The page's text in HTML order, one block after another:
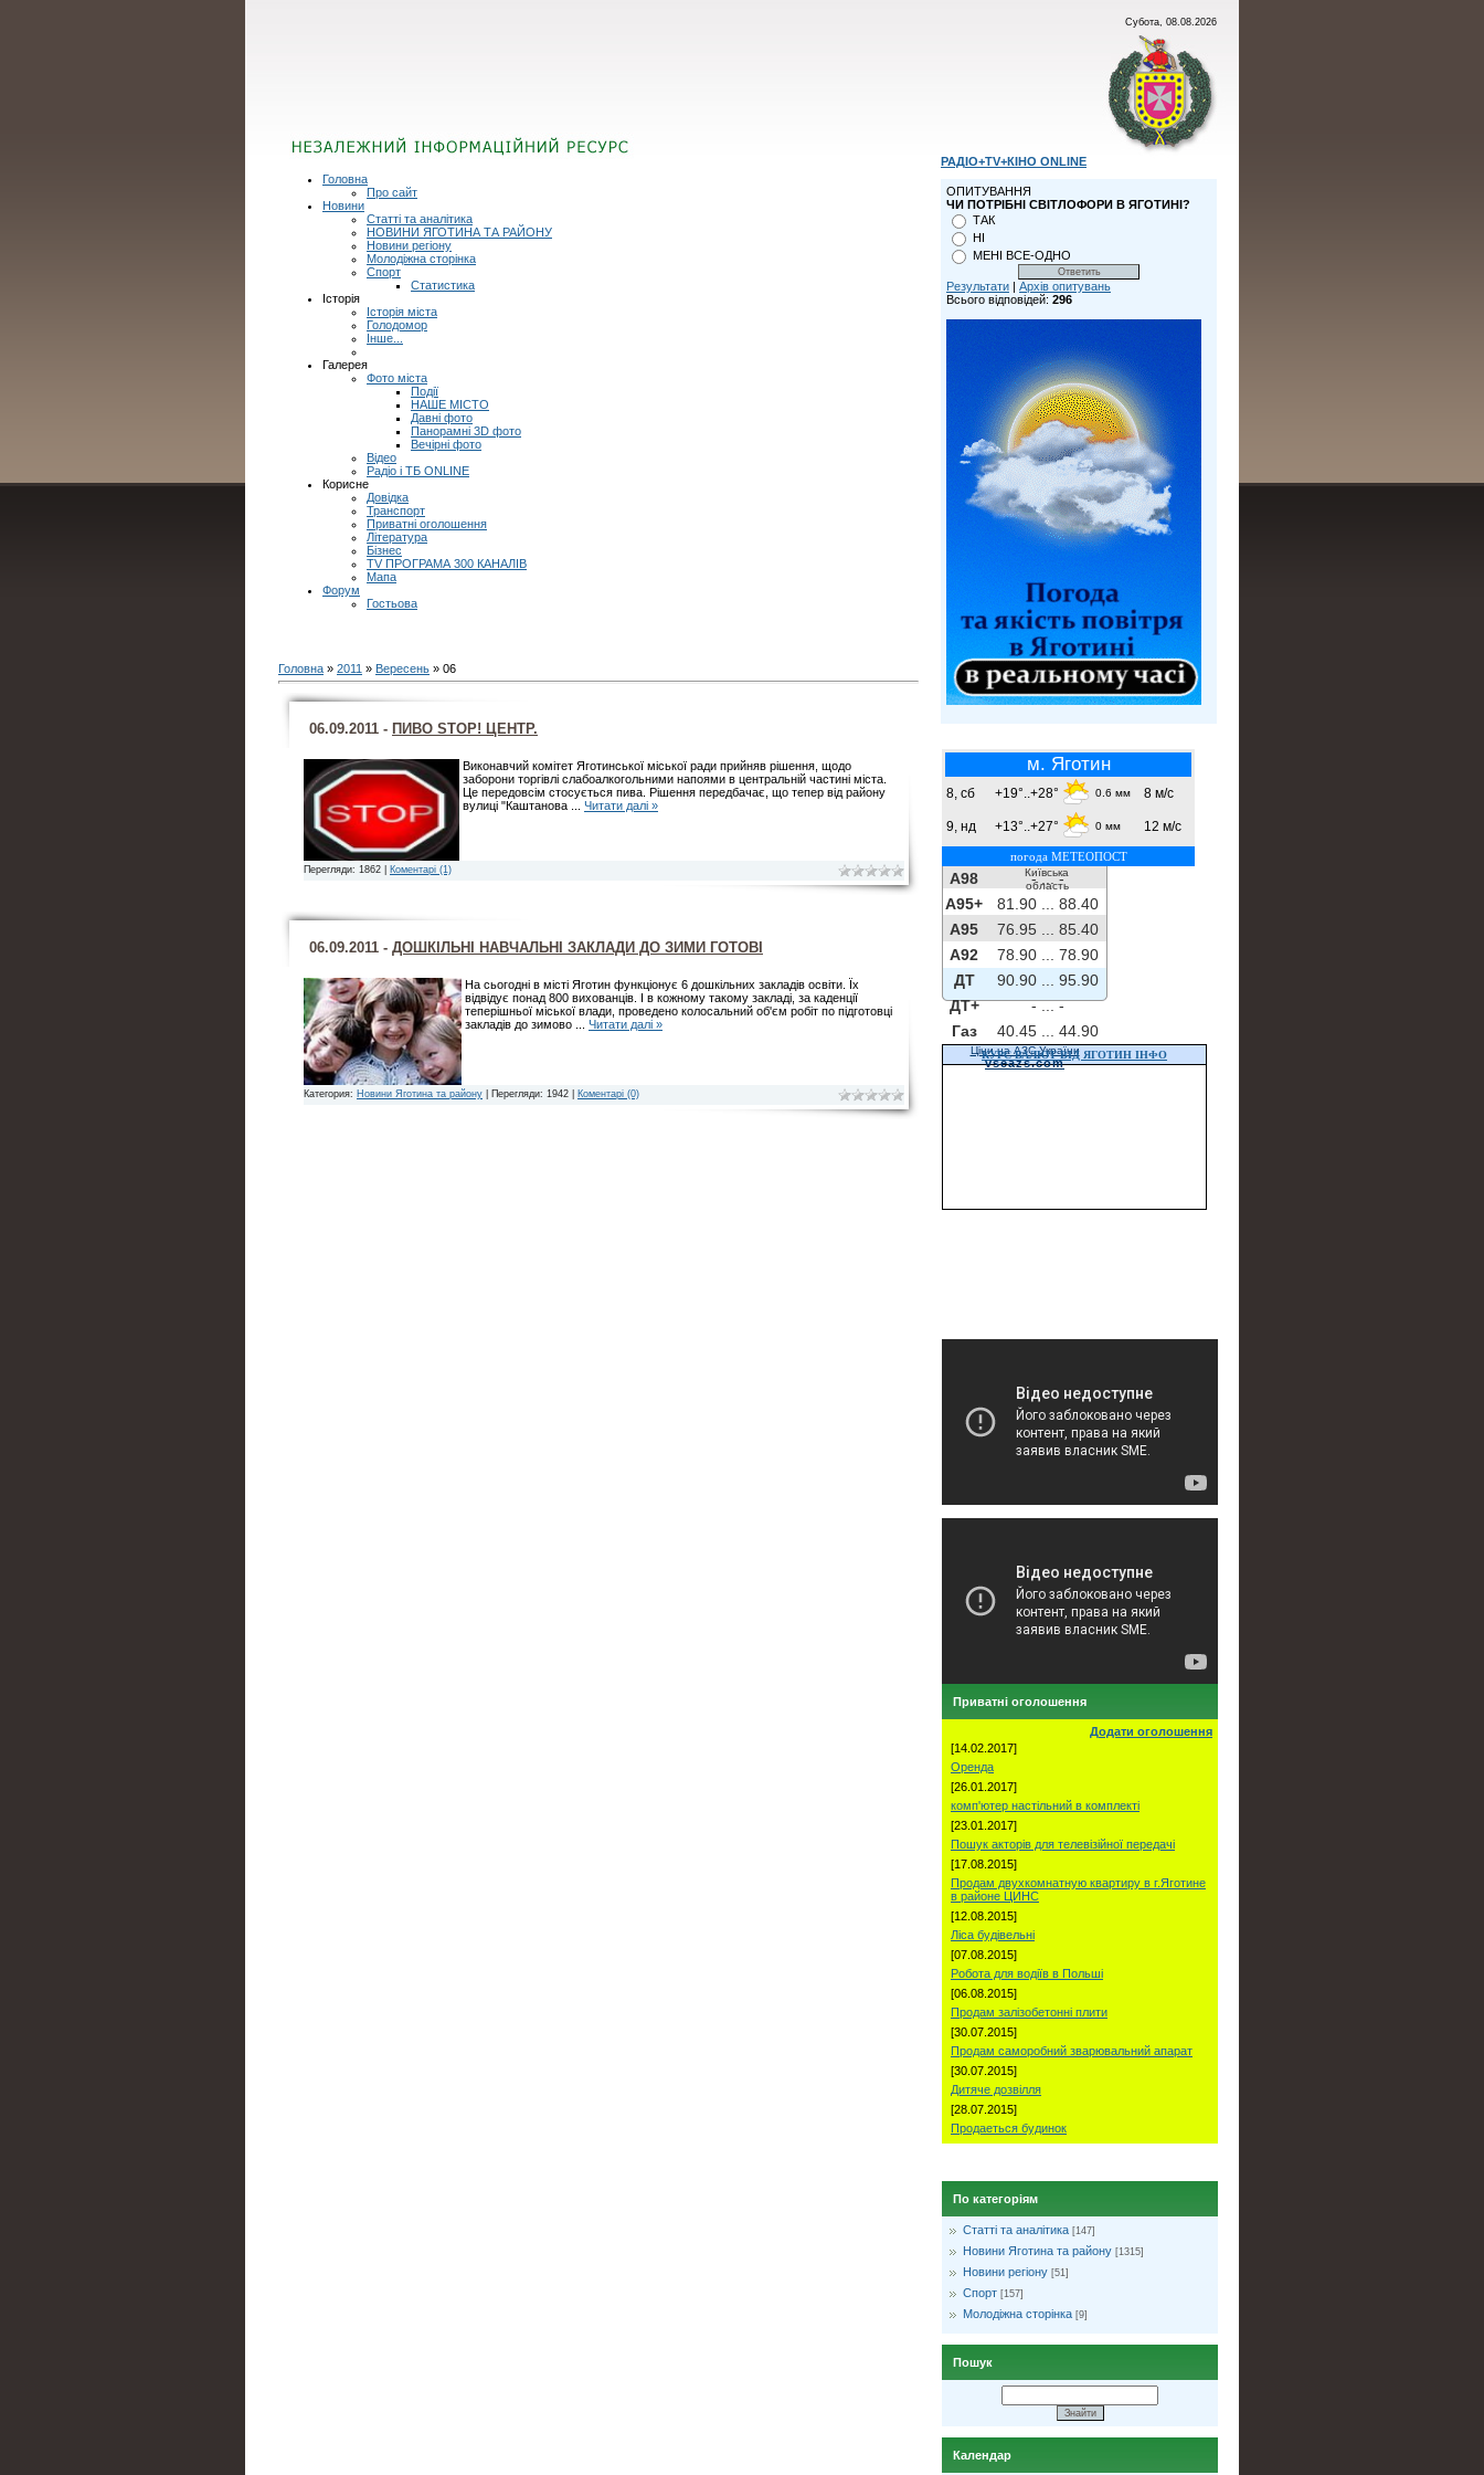
Субота, 08.08.2026
Головна
Про сайт
Новини
Статті та аналітика
НОВИНИ ЯГОТИНА ТА РАЙОНУ
Новини регіону
Молодіжна сторінка
Спорт
Статистика
Історія
Історія міста
Голодомор
Інше...
Галерея
Фото міста
Події
НАШЕ МІСТО
Давні фото
Панорамні 3D фото
Вечірні фото
Відео
Радіо і ТБ ONLINE
Корисне
Довідка
Транспорт
Приватні оголошення
Література
Бізнес
TV ПРОГРАМА 300 КАНАЛІВ
Мапа
Форум
Гостьова
Головна » 2011 » Вересень » 06
06.09.2011 - ПИВО STOP! ЦЕНТР.
Виконавчий комітет Яготинської міської ради прийняв рішення, щодо
заборони торгівлі слабоалкогольними напоями в центральній частині міста.
Це передовсім стосується пива. Рішення передбачає, що тепер від району
вулиці "Каштанова
Читати далі »
Перегляди: 1862 | Коментарі (1)
06.09.2011 - ДОШКІЛЬНІ НАВЧАЛЬНІ ЗАКЛАДИ ДО ЗИМИ ГОТОВІ
На сьогодні в місті Яготин функціонує 6 дошкільних закладів освіти. Їх
відвідує понад 800 вихованців. І в кожному такому закладі, за каденції
теперішньої міської влади, проведено колосальний об'єм робіт по підготовці
закладів до зимово
Читати далі »
Категория: Новини Яготина та району | Перегляди: 1942 | Коментарі (0)
РАДІО+TV+КІНО ONLINE
ОПИТУВАННЯ
ЧИ ПОТРІБНІ СВІТЛОФОРИ В ЯГОТИНІ?
ТАК
НІ
МЕНІ ВСЕ-ОДНО
Результати | Архів опитувань
Всього відповідей: 296
м. Яготин
8, сб +19°..+28° 0.6 мм 8 м/с
9, нд +13°..+27° 0 мм 12 м/с
погода МЕТЕОПОСТ
Київська
область
A98 - ...-
A95+
81.90 ...
88.40
A95
76.95 ...
85.40
A92
78.90 ...
78.90
ДТ
90.90 ...
95.90
ДТ+
- ...-
Газ
40.45 ... 44.90
Ціни на АЗС України
vseazs.com
КУРС ВАЛЮТ ВІД ЯГОТИН ІНФО
Приватні оголошення
Додати оголошення
[14.02.2017]
Оренда
[26.01.2017]
комп'ютер настільний в комплекті
[23.01.2017]
Пошук акторів для телевізійної передачі
[17.08.2015]
Продам двухкомнатную квартиру в г.Яготине
в районе ЦИНС
[12.08.2015]
Ліса будівельні
[07.08.2015]
Робота для водіїв в Польші
[06.08.2015]
Продам залізобетонні плити
[30.07.2015]
Продам саморобний зварювальний апарат
[30.07.2015]
Дитяче дозвілля
[28.07.2015]
Продаеться будинок
По категоріям
Статті та аналітика [147]
Новини Яготина та району [1315]
Новини регіону [51]
Спорт [157]
Молодіжна сторінка [9]
Пошук
Календар